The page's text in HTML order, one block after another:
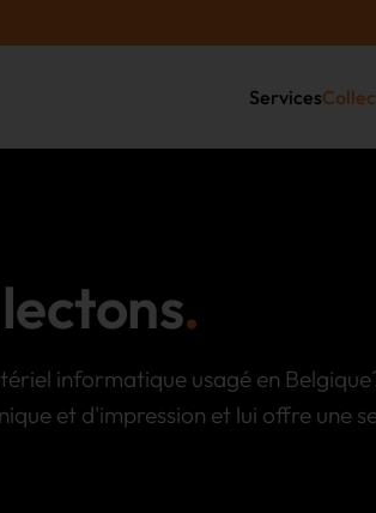
Services
informatique usagé en
et d'impression et lui offre une